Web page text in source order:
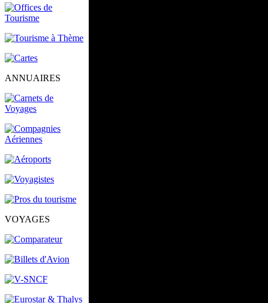
ANNUAIRES
VOYAGES